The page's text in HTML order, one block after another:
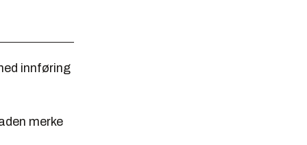
innføring
merke